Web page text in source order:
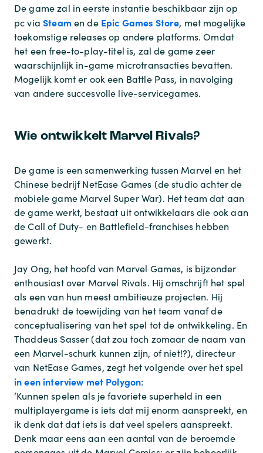
De game zal in eerste instantie beschikbaar zijn op
pc viaSteam en de Epic Games Store, met mogelijke
toekomstige releases op andere platforms. Omdat
het een free-to-play-titel is, zal de game zeer
waarschijnlijk in-game microtransacties bevatten.
Mogelijk komt er ook een Battle Pass, in navolging
van andere succesvolle live-servicegames.
Wie ontwikkelt Marvel Rivals?
De game is een samenwerking tussen Marvel en het
Chinese bedrijf NetEase Games (de studio achter de
mobiele game Marvel Super War). Het team dat aan
de game werkt, bestaat uit ontwikkelaars die ook aan
de Call of Duty- en Battlefield-franchises hebben
gewerkt.
Jay Ong, het hoofd van Marvel Games, is bijzonder
enthousiast over Marvel Rivals. Hij omschrijft het spel
als een van hun meest ambitieuze projecten. Hij
benadrukt de toewijding van het team vanaf de
conceptualisering van het spel tot de ontwikkeling. En
Thaddeus Sasser (dat zou toch zomaar de naam van
een Marvel-schurk kunnen zijn, of niet!?), directeur
van NetEase Games, zegt het volgende over het spel
in een interview met Polygon:
‘Kunnen spelen als je favoriete superheld in een
multiplayergame is iets dat mij enorm aanspreekt, en
ik denk dat dat iets is dat veel spelers aanspreekt.
Denk maar eens aan een aantal van de beroemde